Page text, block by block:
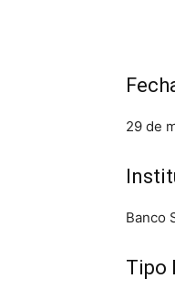
29 de
Banco
Tipo